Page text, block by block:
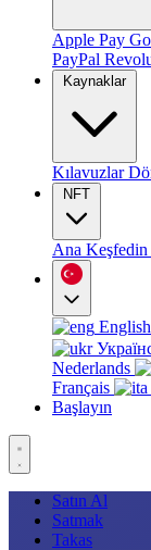
Apple Pay
PayPal
Kaynaklar
Kılavuzlar
NFT
Ana Keşfedin
English
Nederlands
Français
Başlayın
Satın Al
Satmak
Takas